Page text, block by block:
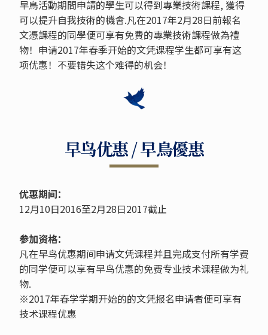
早鳥活動期間申請的學生可以得到專業技術課程, 獲得
可以提升自我技術的機會.凡在2017年2月28日前報名
文憑課程的同學便可享有免費的專業技術課程做為禮
物！申请2017年春季开始的文凭课程学生都可享有这
项优惠！不要错失这个难得的机会！
早鸟优惠 / 早鳥優惠
优惠期间：
12月10日2016至2月28日2017截止
参加资格：
凡在早鸟优惠期间申请文凭课程并且完成支付所有学费
的同学便可以享有早鸟优惠的免费专业技术课程做为礼
物.
※2017年春学学期开始的的文凭报名申请者便可享有
技术课程优惠